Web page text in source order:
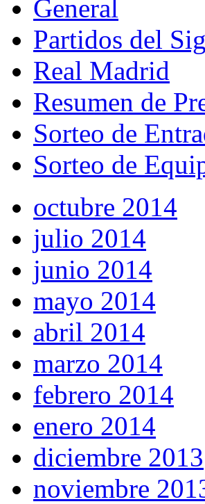
General
Partidos del
Real Madrid
Resumen de
Sorteo de
Sorteo de
octubre 2014
julio 2014
junio 2014
mayo 2014
abril 2014
marzo 2014
febrero 2014
enero 2014
diciembre 2013
noviembre